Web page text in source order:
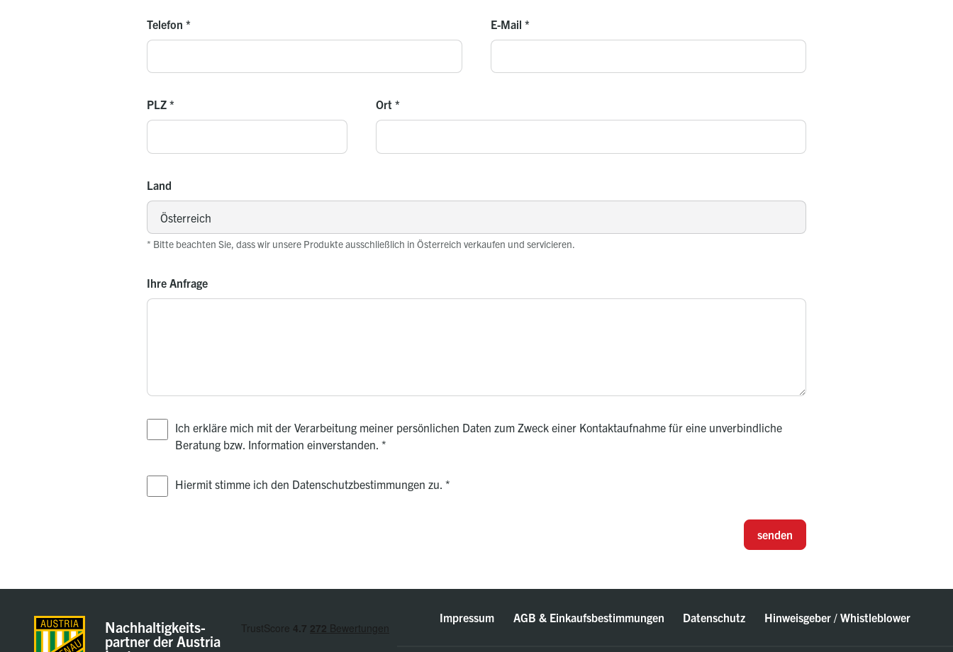
Telefon * E-Mail *
PLZ * Ort*
Land
* Bitte beachten Sie, dass wir unsere Produkte ausschließlich in Österreich verkaufen und servicieren.
Ihre Anfrage
Ich erkläre mich mit der Verarbeitung meiner persönlichen Daten zum Zweck einer Kontaktaufnahme für eine unverbindliche
Beratung bzw. Information einverstanden. *
Hiermit stimme ich den Datenschutzbestimmungen zu. *
senden
Nachhaltigkeits-
partner der Austria
Impressum AGB & Einkaufsbestimmungen Datenschutz Hinweisgeber / Whistleblower